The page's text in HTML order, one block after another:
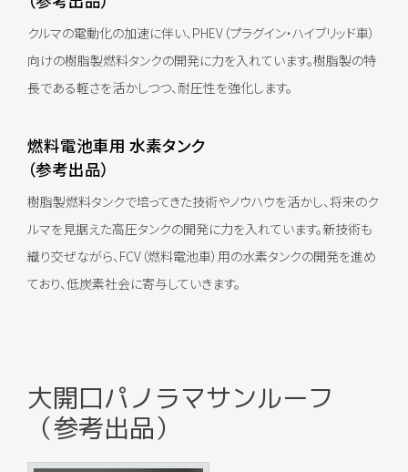
クルマの電動化の加速に伴い、PHEV（プラグイン・ハイブリッド車）
向けの樹脂製燃料タンクの開発に力を入れています。樹脂製の特
長である軽さを活かしつつ、耐圧性を強化します。
燃料電池車用 水素タンク
（参考出品）
樹脂製燃料タンクで培ってきた技術やノウハウを活かし、将来のク
ルマを見据えた高圧タンクの開発に力を入れています。新技術も
織り交ぜながら、FCV（燃料電池車）用の水素タンクの開発を進め
ており、低炭素社会に寄与していきます。
大開口パノラマサンルーフ
（参考出品）